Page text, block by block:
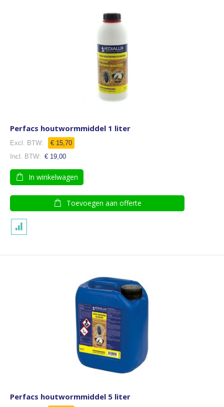
Perfacs houtwormmiddel 1 liter
€ 15,70
€ 19,00
In winkelwagen
Toevoegen aan offerte
Perfacs houtwormmiddel 5 liter